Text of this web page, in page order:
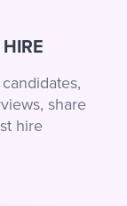
share
hire